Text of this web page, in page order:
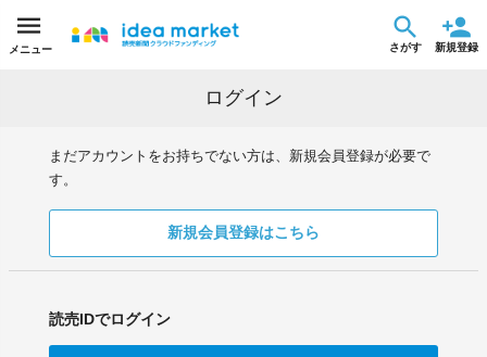
メニュー さがす 新規登録
ログイン
まだアカウントをお持ちでない方は、新規会員登録が必要で
す。
新規会員登録はこちら
読売IDでログイン